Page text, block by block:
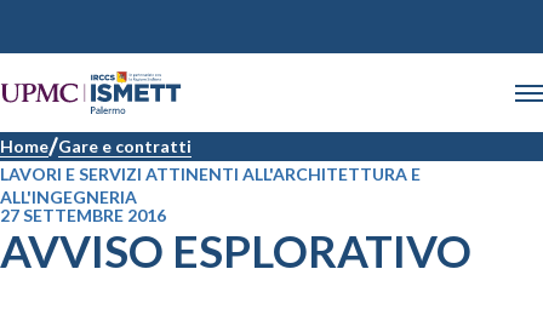
Home Gare e contratti
LAVORI E SERVIZI ATTINENTI ALL'ARCHITETTURA E
ALL'INGEGNERIA
27 SETTEMBRE 2016
AVVISO ESPLORATIVO